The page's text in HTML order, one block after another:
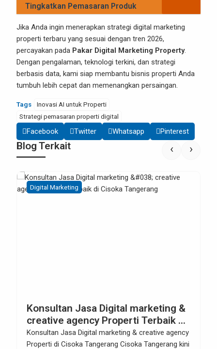
Tingkatkan Pemasaran Produk
Jika Anda ingin menerapkan strategi digital marketing
properti terbaru yang sesuai dengan tren 2026,
percayakan pada Pakar Digital Marketing Property.
Dengan pengalaman, teknologi terkini, dan strategi
berbasis data, kami siap membantu bisnis properti Anda
tumbuh lebih cepat dan memenangkan persaingan.
Tags
Inovasi AI untuk Properti
Strategi pemasaran properti digital
Facebook Twitter Whatsapp Pinterest
Blog Terkait
Digital Marketing
Konsultan Jasa Digital marketing &
creative agency Properti Terbaik di
Cisoka Tangerang
Konsultan Jasa Digital marketing & creative agency
Properti di Cisoka Tangerang Cisoka Tangerang kini
‹ ›